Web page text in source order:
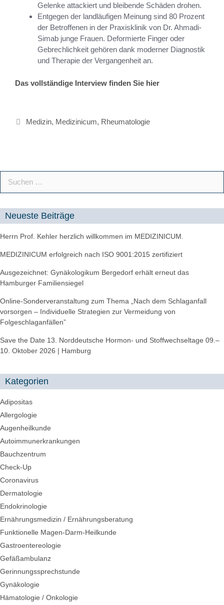
Gelenke attackiert und bleibende Schäden drohen.
Entgegen der landläufigen Meinung sind 80 Prozent
der Betroffenen in der Praxisklinik von Dr. Ahmadi-
Simab junge Frauen. Deformierte Finger oder
Gebrechlichkeit gehören dank moderner Diagnostik
und Therapie der Vergangenheit an.
Das vollständige Interview finden Sie hier
Medizin, Medizinicum, Rheumatologie
Neueste Beiträge
Herrn Prof. Kehler herzlich willkommen im MEDIZINICUM.
MEDIZINICUM erfolgreich nach ISO 9001:2015 zertifiziert
Ausgezeichnet: Gynäkologikum Bergedorf erhält erneut das
Hamburger Familiensiegel
Online-Sonderveranstaltung zum Thema „Nach dem Schlaganfall
vorsorgen – Individuelle Strategien zur Vermeidung von
Folgeschlaganfällen”
Save the Date 13. Norddeutsche Hormon- und Stoffwechseltage 09.–
10. Oktober 2026 | Hamburg
Kategorien
Adipositas
Allergologie
Augenheilkunde
Autoimmunerkrankungen
Bauchzentrum
Check-Up
Coronavirus
Dermatologie
Endokrinologie
Ernährungsmedizin / Ernährungsberatung
Funktionelle Magen-Darm-Heilkunde
Gastroentereologie
Gefäßambulanz
Gerinnungssprechstunde
Gynäkologie
Hämatologie / Onkologie